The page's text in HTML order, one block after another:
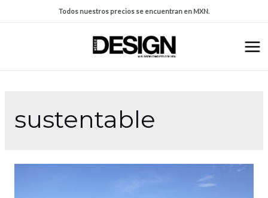
Todos nuestros precios se encuentran en MXN.
sustentable